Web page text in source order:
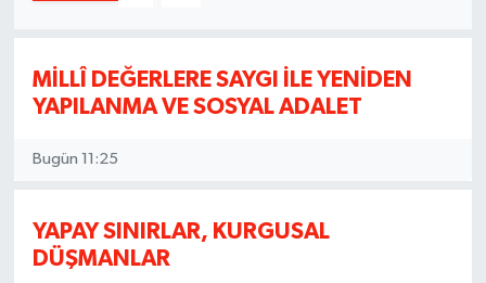
MİLLÎ DEĞERLERE SAYGI İLE YENİDEN
YAPILANMA VE SOSYAL ADALET
Bugün 11:25
YAPAY SINIRLAR, KURGUSAL
DÜŞMANLAR